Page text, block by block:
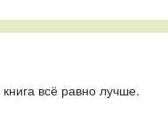
всё равно лучше.